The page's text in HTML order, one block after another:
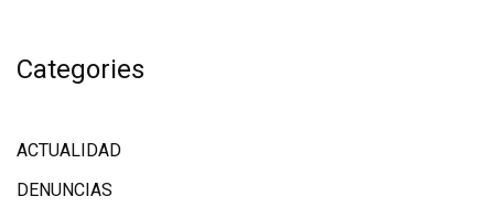
Categories
ACTUALIDAD
DENUNCIAS